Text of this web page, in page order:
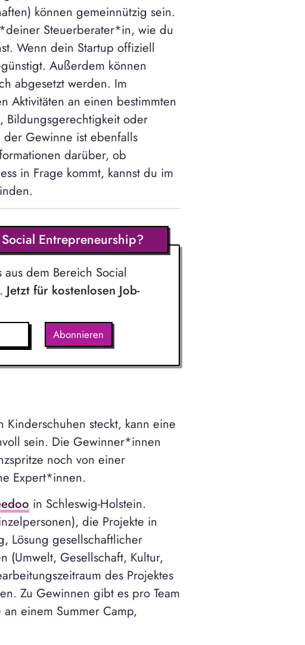
können gemeinnützig sein.
Steuerberater*in, wie du
Wenn dein Startup offiziell
Außerdem können
abgesetzt werden. Im
Aktivitäten an einen bestimmten
Bildungsgerechtigkeit oder
Gewinne ist ebenfalls
darüber, ob
in Frage kommt, kannst du im
Entrepreneurship?
aus dem Bereich Social
Jetzt für kostenlosen Job-
Abonnieren
steckt, kann eine
sein. Die Gewinner*innen
noch von einer
Expert*innen.
in Schleswig-Holstein.
die Projekte in
Lösung gesellschaftlicher
(Umwelt, Gesellschaft, Kultur,
des Projektes
Zu Gewinnen gibt es pro Team
einem Summer Camp,